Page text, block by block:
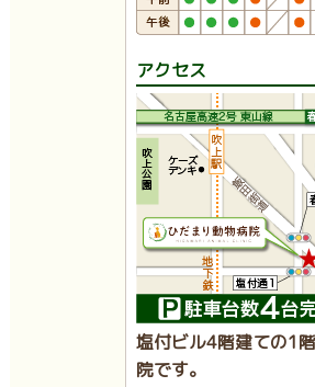
アクセス
塩付ビル4階建ての1
院です。